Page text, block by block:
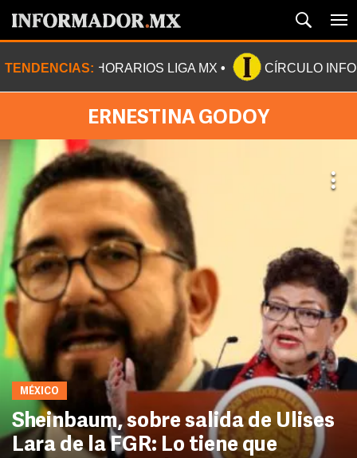
TENDENCIAS: HORARIOS LIGA MX CÍRCULO
ERNESTINA GODOY
MÉXICO
Sheinbaum, sobre salida de Ulises
Lara de la FGR: Lo tiene que